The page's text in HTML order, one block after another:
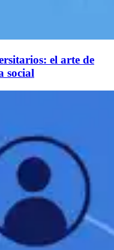
el arte de
social